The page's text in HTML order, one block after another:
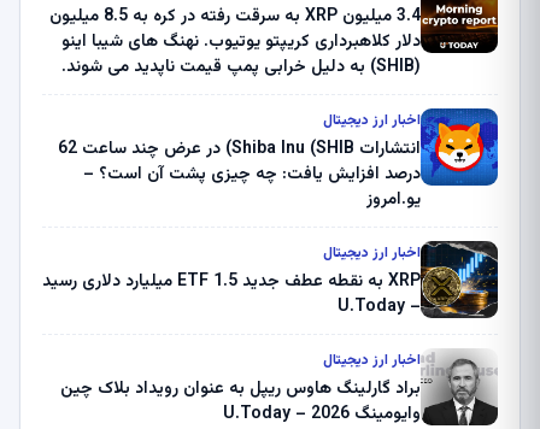
3.4 میلیون XRP به سرقت رفته در کره به 8.5 میلیون
دلار کلاهبرداری کریپتو یوتیوب. نهنگ های شیبا اینو
(SHIB) به دلیل خرابی پمپ قیمت ناپدید می شوند.
ثبت کرد – گزارش کریپتو صبح – U.Today
اخبار ارز دیجیتال
انتشارات Shiba Inu (SHIB) در عرض چند ساعت 62
درصد افزایش یافت: چه چیزی پشت آن است؟ –
یو.امروز
اخبار ارز دیجیتال
XRP به نقطه عطف جدید ETF 1.5 میلیارد دلاری رسید
– U.Today
اخبار ارز دیجیتال
براد گارلینگ هاوس ریپل به عنوان رویداد بلاک چین
وایومینگ 2026 – U.Today